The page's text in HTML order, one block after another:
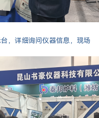
，详细询问仪器信息，现场